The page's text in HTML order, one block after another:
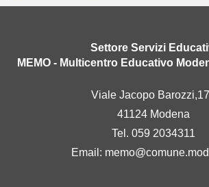
Settore Servizi
MEMO - Multicentro Educativo
Viale Jacopo
41124 Modena
Tel. 059 2034311
Email: